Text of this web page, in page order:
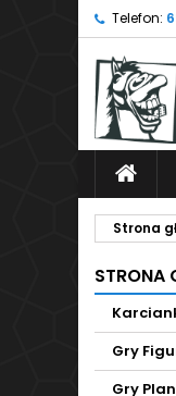
Telefon:
Strona
STRONA
Gry
Gry